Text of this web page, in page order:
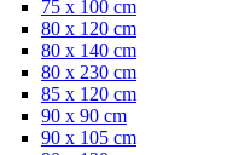
75 x 100 cm
80 x 120 cm
80 x 140 cm
80 x 230 cm
85 x 120 cm
90 x 90 cm
90 x 105 cm